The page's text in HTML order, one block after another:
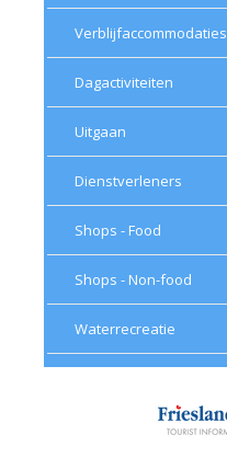
Verblijfaccommodaties
Dagactiviteiten
Uitgaan
Dienstverleners
Shops - Food
Shops - Non-food
Waterrecreatie